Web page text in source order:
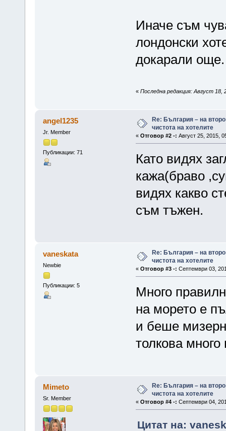
Иначе съм
лондонски
докарали
« Последна редакция: Август 18,
angel1235
Jr. Member
Публикации: 71
Re: България – на
чистота на хотелите
« Отговор #2 -: Август 25, 2015,
Като видях
кажа(браво
видях какво
съм тъжен.
vaneskata
Newbie
Публикации: 5
Re: България – на
чистота на хотелите
« Отговор #3 -: Септември 03,
Много
на морето е
и беше
толкова много
Mimeto
Sr. Member
Re: България – на
чистота на хотелите
« Отговор #4 -: Септември 04,
Цитат на: